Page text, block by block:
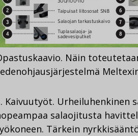
Näin
Kaivuutyöt.
salaojitusta
Tärkein